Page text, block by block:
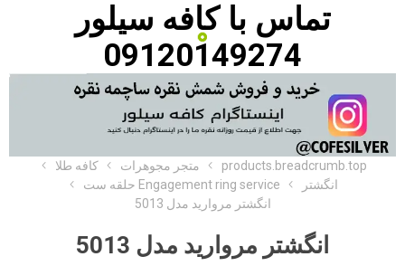
تماس باکافه سیلور
09120149274
products.breadcrumb.top متجر مجوهرات
کافه طلا
انگشتر
Engagement ring service حلقه ست
انگشتر مروارید مدل 5013
انگشتر مروارید مدل 5013